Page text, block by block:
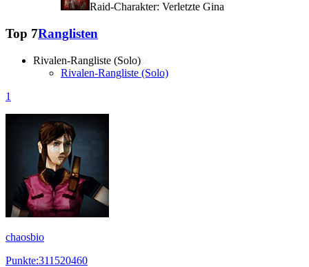
Raid-Charakter: Verletzte Gina
Top 7Ranglisten
Rivalen-Rangliste (Solo)
Rivalen-Rangliste (Solo)
1
chaosbio
Punkte:311520460